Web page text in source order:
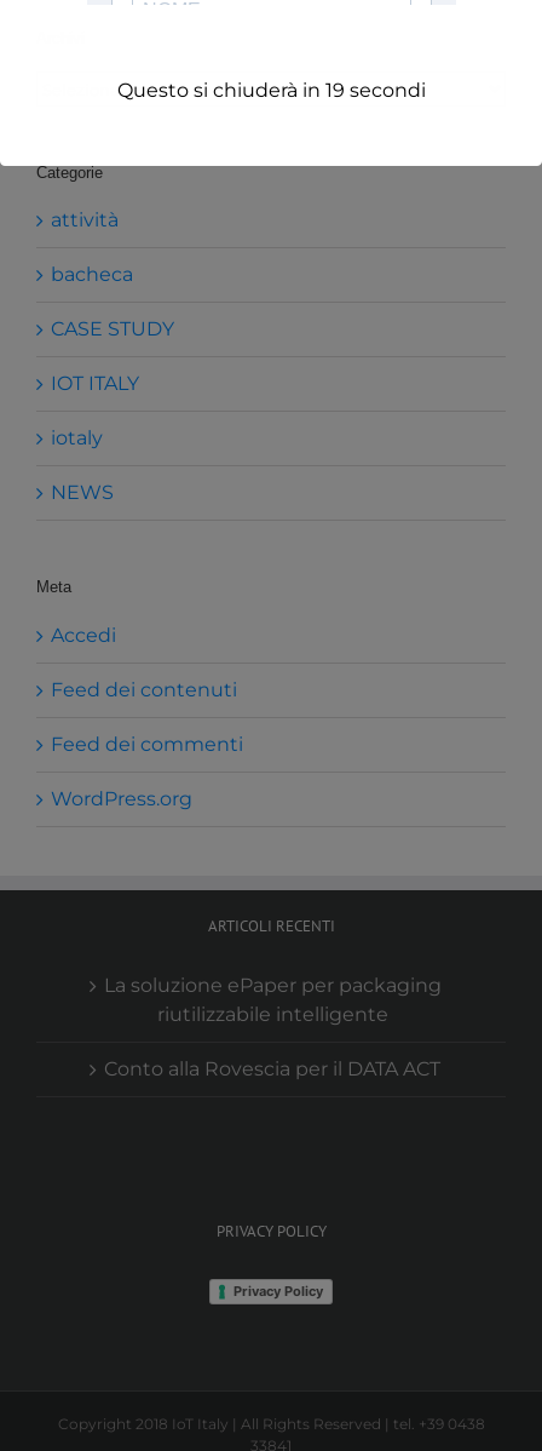
Categorie
attività
bacheca
CASE STUDY
IOT ITALY
iotaly
NEWS
Meta
Accedi
Feed dei contenuti
Feed dei commenti
WordPress.org
ARTICOLI RECENTI
La soluzione ePaper per packaging
riutilizzabile intelligente
Conto alla Rovescia per il DATA ACT
PRIVACY POLICY
Privacy Policy
Copyright 2018 IoT Italy | All Rights Reserved | tel. +39 0438
33841
Questo si chiuderà in 19 secondi